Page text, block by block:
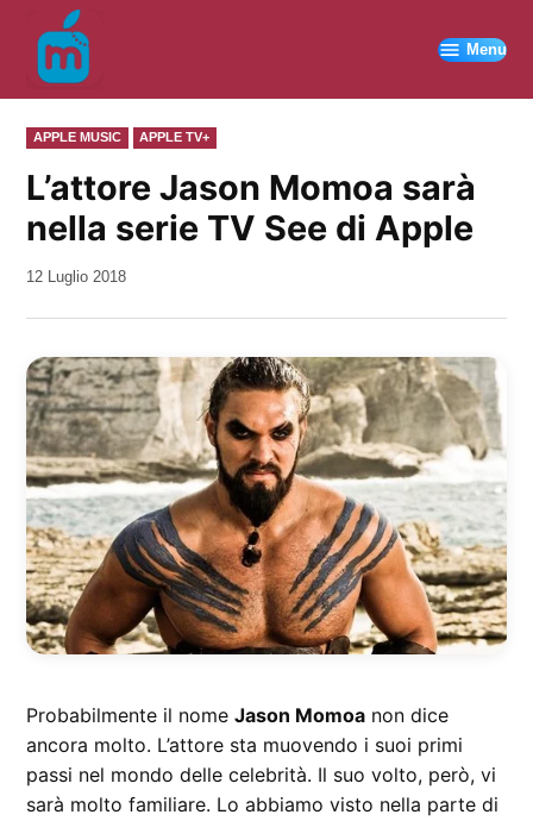
contenuto
Menu
PUBBLICATO
IN
APPLE MUSIC APPLE TV+
L’attore Jason Momoa sarà
nella serie TV See di Apple
da
12 Luglio 2018
Probabilmente il nomeJason Momoa non dice
ancora molto. L’attore sta muovendo i suoi primi
passi nel mondo delle celebrità. Il suo volto, però, vi
sarà molto familiare. Lo abbiamo visto nella parte di